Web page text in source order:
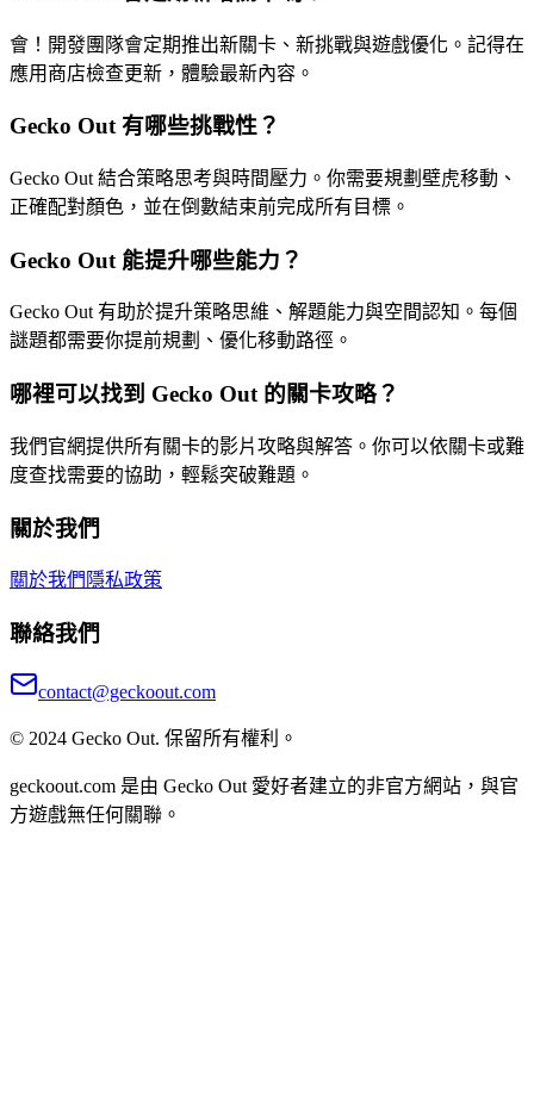
會！開發團隊會定期推出新關卡、新挑戰與遊戲優化。記得在
應用商店檢查更新，體驗最新內容。
Gecko Out 有哪些挑戰性？
Gecko Out 結合策略思考與時間壓力。你需要規劃壁虎移動、
正確配對顏色，並在倒數結束前完成所有目標。
Gecko Out 能提升哪些能力？
Gecko Out 有助於提升策略思維、解題能力與空間認知。每個
謎題都需要你提前規劃、優化移動路徑。
哪裡可以找到 Gecko Out 的關卡攻略？
我們官網提供所有關卡的影片攻略與解答。你可以依關卡或難
度查找需要的協助，輕鬆突破難題。
關於我們
關於我們 隱私政策
聯絡我們
contact@geckoout.com
© 2024 Gecko Out. 保留所有權利。
geckoout.com 是由 Gecko Out 愛好者建立的非官方網站，與官
方遊戲無任何關聯。